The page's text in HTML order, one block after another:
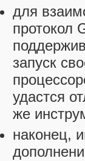
для
протокол
запуск
удастся
же
наконец,